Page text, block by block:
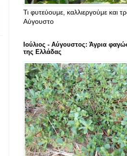
Τι φυτεύουμε, καλλιεργούμε και
Αύγουστο
Ιούλιος - Αύγουστος: Άγρια
της Ελλάδας